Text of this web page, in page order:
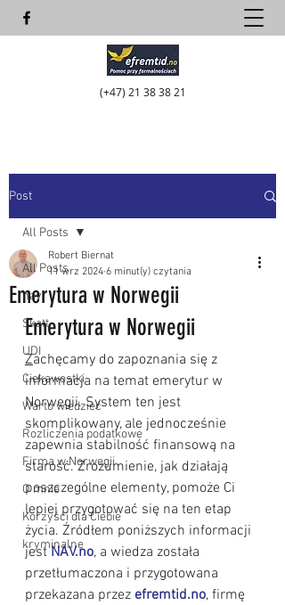
(+47) 21 38 38 21
Post
All Posts
nav
Skatt
UDI
Ciekawostki
Warto wiedzieć
Rozliczenia podatkowe
Firma w Norwegii
O mnie
Korzyści dla Ciebie
kryminalne
All Posts
Emerytura w Norwegii
Robert Biernat
11 wrz 2024 6 minut(y) czytania
Emerytura w Norwegii
Zachęcamy do zapoznania się z
informacja na temat emerytur w
Norwegii. System ten jest
skomplikowany, ale jednocześnie
zapewnia stabilność finansową na
starość. Zrozumienie, jak działają
poszczególne elementy, pomoże Ci
lepiej przygotować się na ten etap
życia. Źródłem poniższych informacji
jest NAV.no, a wiedza została
przetłumaczona i przygotowana
przekazana przez efremtid.no, firmę